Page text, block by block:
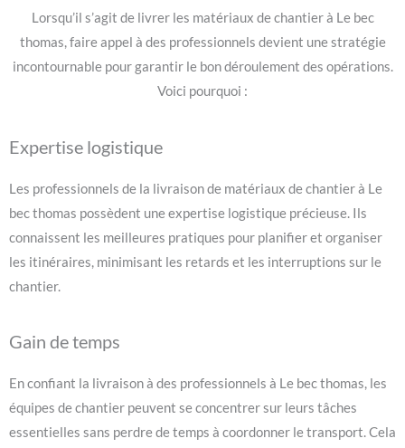
Lorsqu’il s’agit de livrer les matériaux de chantier à Le bec
thomas, faire appel à des professionnels devient une stratégie
incontournable pour garantir le bon déroulement des opérations.
Voici pourquoi :
Expertise logistique
Les professionnels de la livraison de matériaux de chantier à Le
bec thomas possèdent une expertise logistique précieuse. Ils
connaissent les meilleures pratiques pour planifier et organiser
les itinéraires, minimisant les retards et les interruptions sur le
chantier.
Gain de temps
En confiant la livraison à des professionnels à Le bec thomas, les
équipes de chantier peuvent se concentrer sur leurs tâches
essentielles sans perdre de temps à coordonner le transport. Cela